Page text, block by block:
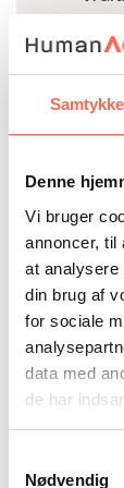
Samtykke
Denne
Vi bruger
annoncer, til
at analysere
din brug af
for sociale
data med
de har
Nødvendig
Vi
ikke
Vi
nye
Vi
Vi
med